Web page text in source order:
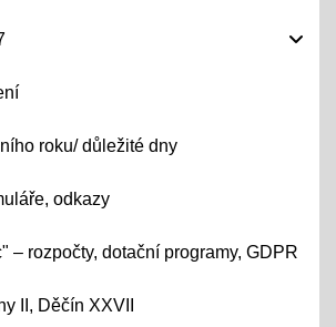
roku/ důležité dny
odkazy
– rozpočty, dotační programy, GDPR
II, Děčín XXVII